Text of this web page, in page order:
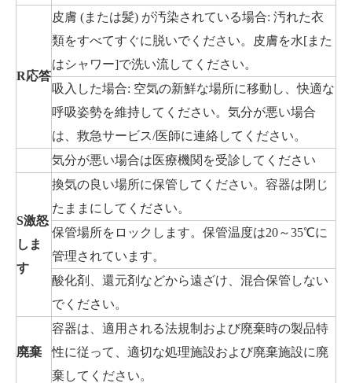
R応答
皮膚 (または髪) が汚染されている場合: 汚れた衣
類をすべてすぐに脱いでください。皮膚を水[また
はシャワー]で洗い流してください。
吸入した場合: 空気の新鮮な場所に移動し、快適な
呼吸姿勢を維持してください。気分が悪い場合
は、救急サービス/医師に連絡してください。
気分が悪い場合は医療機関を受診してください
S激怒
しま
す
換気の良い場所に保管してください。容器は閉じ
たままにしてください。
保管場所をロックします。保管温度は20～35℃に
管理されています。
酸化剤、還元剤などから遠ざけ、混合保管しない
でください。
廃棄
容器は、適用される法規制および廃棄時の製品特
性に従って、適切な処理施設および廃棄施設に廃
棄してください。